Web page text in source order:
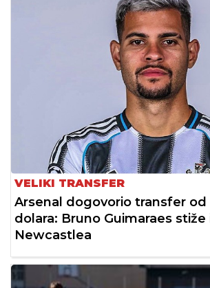
VELIKI TRANSFER
Arsenal dogovorio transfer od
dolara: Bruno Guimaraes stiže
Newcastlea